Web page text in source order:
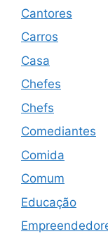
Cantores
Carros
Casa
Chefes
Chefs
Comediantes
Comida
Comum
Educação